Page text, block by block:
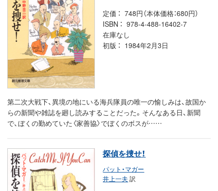
定価
748円（本体価格：680円）
ISBN
978-4-488-16402-7
在庫なし
初版
1984年2月3日
第二次大戦下、異境の地にいる海兵隊員の唯一の愉しみは、故国か
らの新聞や雑誌を廻し読みすることだった。そんなある日、新聞
で、ぼくの勤めていた〈家善協〉でぼくのボスが……
探偵を捜せ！
パット・マガー
井上一夫 訳